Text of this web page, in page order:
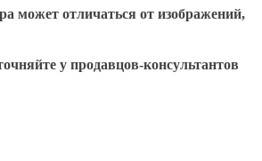
может отличаться от изображений,
у продавцов-консультантов